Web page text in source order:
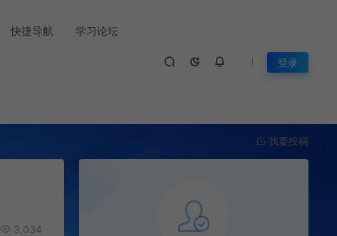
快捷导航 学习论坛
登录
我要投稿
3,034